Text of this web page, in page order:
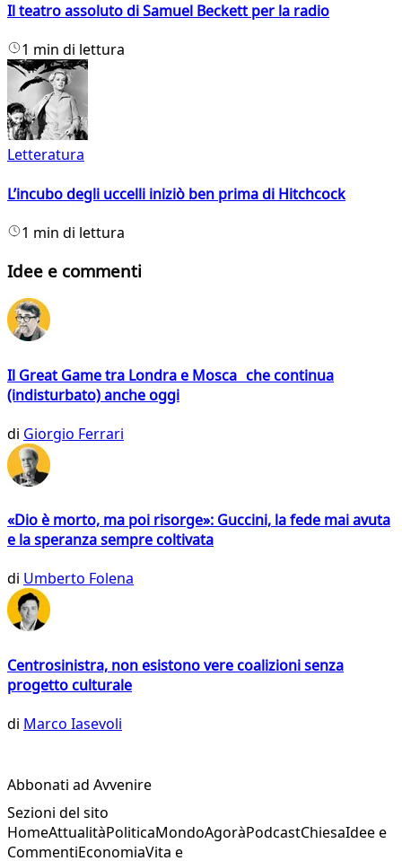
Il teatro assoluto di Samuel Beckett per la radio
1 min di lettura
Letteratura
L’incubo degli uccelli iniziò ben prima di Hitchcock
1 min di lettura
Idee e commenti
Il Great Game tra Londra e Mosca che continua
(indisturbato) anche oggi
di Giorgio Ferrari
«Dio è morto, ma poi risorge»: Guccini, la fede mai avuta
e la speranza sempre coltivata
di Umberto Folena
Centrosinistra, non esistono vere coalizioni senza
progetto culturale
di Marco Iasevoli
Abbonati ad Avvenire
Sezioni del sito
HomeAttualitàPoliticaMondoAgoràPodcastChiesaIdee e
CommentiEconomiaVita e